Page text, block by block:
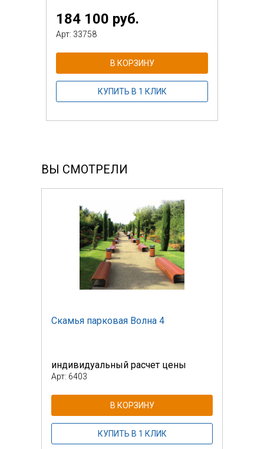
184 100 руб.
Арт: 33758
В КОРЗИНУ
КУПИТЬ В 1 КЛИК
ВЫ СМОТРЕЛИ
Скамья парковая Волна 4
индивидуальный расчет цены
Арт: 6403
В КОРЗИНУ
КУПИТЬ В 1 КЛИК